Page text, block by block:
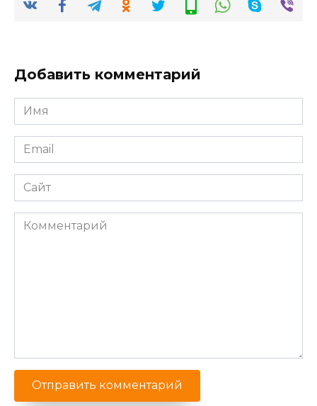
Добавить комментарий
Имя
*
Email
*
Сайт
Комментарий